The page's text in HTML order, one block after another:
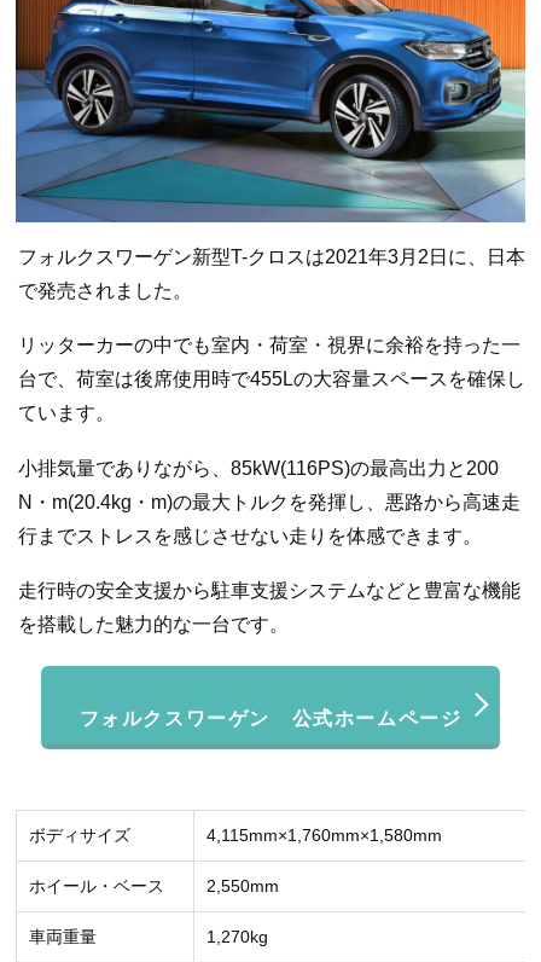
フォルクスワーゲン新型T-クロスは2021年3月2日に、日本
で発売されました。
リッターカーの中でも室内・荷室・視界に余裕を持った一
台で、荷室は後席使用時で455Lの大容量スペースを確保し
ています。
小排気量でありながら、85kW(116PS)の最高出力と200
N・m(20.4kg・m)の最大トルクを発揮し、悪路から高速走
行までストレスを感じさせない走りを体感できます。
走行時の安全支援から駐車支援システムなどと豊富な機能
を搭載した魅力的な一台です。
フォルクスワーゲン 公式ホームページ
ボディサイズ 4,115mm×1,760mm×1,580mm
ホイール・ベース 2,550mm
車両重量 1,270kg